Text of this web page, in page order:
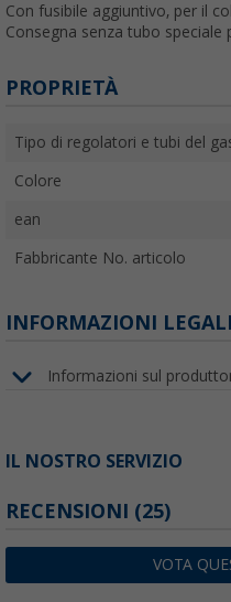
Con fusibile aggiuntivo, per il
Consegna senza tubo speciale
PROPRIETÀ
Tipo di regolatori e tubi del
Colore
ean
Fabbricante No. articolo
INFORMAZIONI LEGALI
Informazioni sul
IL NOSTRO SERVIZIO
RECENSIONI (25)
VOTA